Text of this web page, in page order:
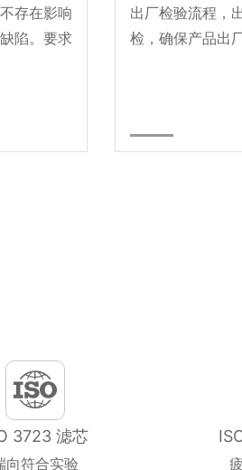
存在影响
陷。要求
出厂检验流程，
检，确保产品出
3723 滤芯
向符合实验